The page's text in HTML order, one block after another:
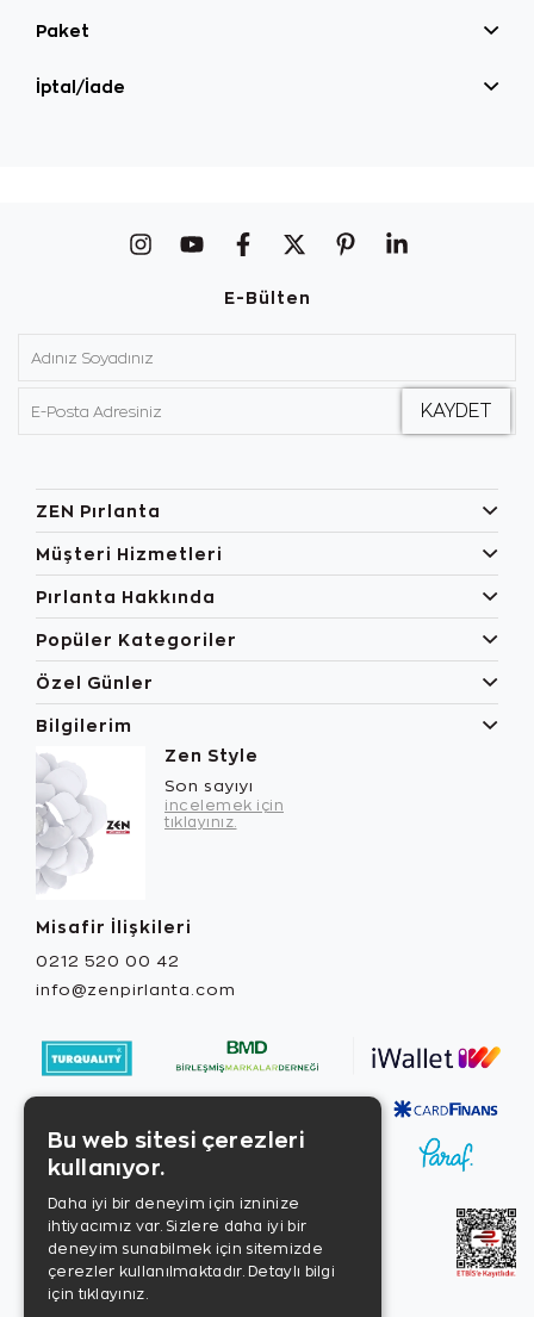
Paket
İptal/İade
E-Bülten
ZEN Pırlanta
Müşteri Hizmetleri
Pırlanta Hakkında
Popüler Kategoriler
Özel Günler
Bilgilerim
Zen Style
Son sayıyı
incelemek için
tıklayınız.
Misafir İlişkileri
0212 520 00 42
info@zenpirlanta.com
Bu web sitesi çerezleri
kullanıyor.
Daha iyi bir deneyim için izninize
ihtiyacımız var. Sizlere daha iyi bir
deneyim sunabilmek için sitemizde
çerezler kullanılmaktadır. Detaylı bilgi
için tıklayınız.